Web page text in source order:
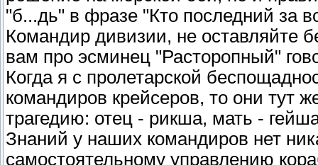
"б...дь" в фразе "Кто последний за
Командир дивизии, не оставляйте
вам про эсминец "Расторопный"
Когда я с пролетарской
командиров крейсеров, то они тут
трагедию: отец - рикша, мать -
Знаний у наших командиров нет
самостоятельному управлению